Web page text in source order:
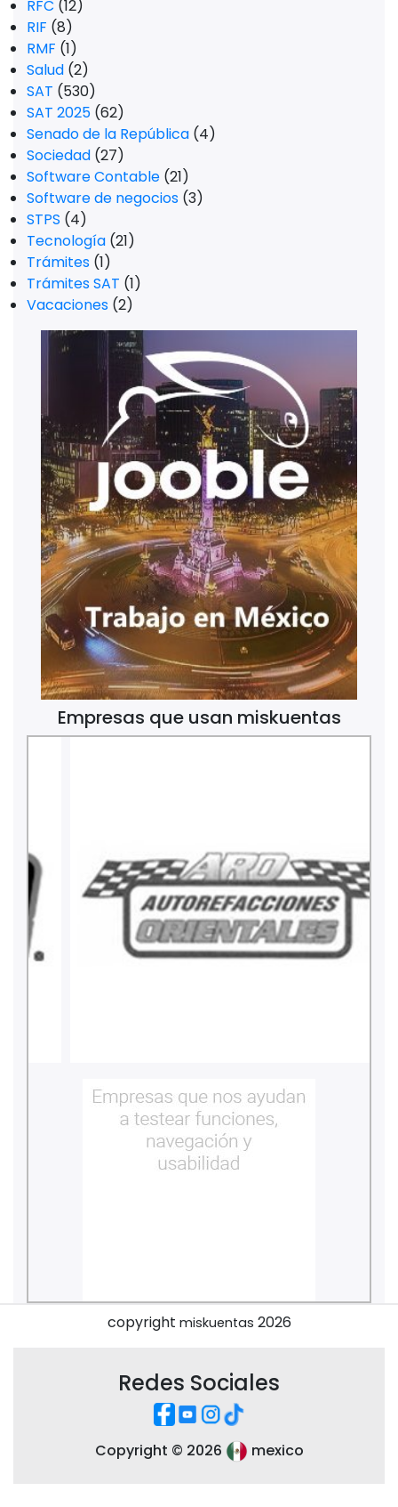
RFC (12)
RIF (8)
RMF (1)
Salud (2)
SAT (530)
SAT 2025 (62)
Senado de la República (4)
Sociedad (27)
Software Contable (21)
Software de negocios (3)
STPS (4)
Tecnología (21)
Trámites (1)
Trámites SAT (1)
Vacaciones (2)
Empresas que usan miskuentas
copyright miskuentas 2026
Redes Sociales
Copyright © 2026 mexico